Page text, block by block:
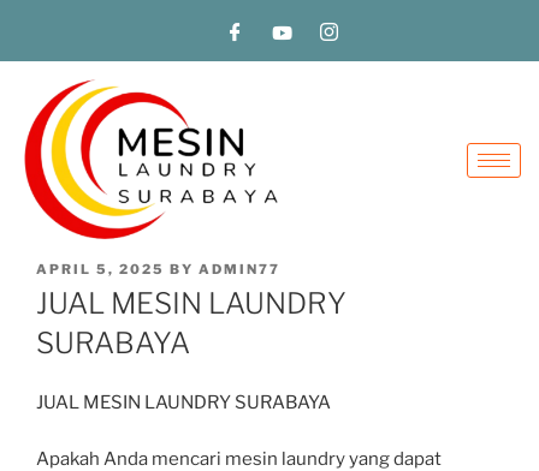
APRIL 5, 2025 BY ADMIN77
JUAL MESIN LAUNDRY
SURABAYA
JUAL MESIN LAUNDRY SURABAYA
Apakah Anda mencari mesin laundry yang dapat